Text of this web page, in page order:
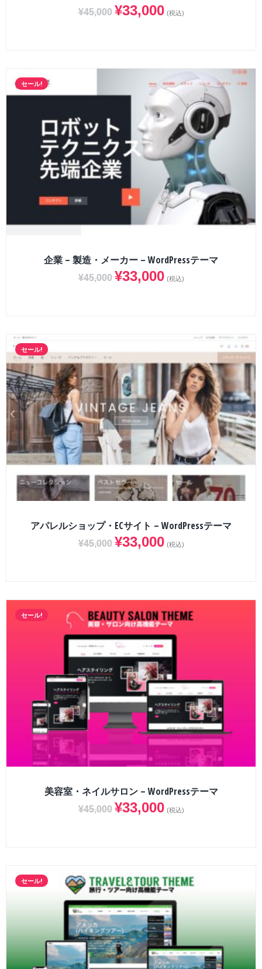
¥45,000 ¥33,000 (税込)
セール!
企業 – 製造・メーカー – WordPressテーマ
¥45,000 ¥33,000 (税込)
セール!
アパレルショップ・ECサイト – WordPressテーマ
¥45,000 ¥33,000 (税込)
セール!
美容室・ネイルサロン – WordPressテーマ
¥45,000 ¥33,000 (税込)
セール!